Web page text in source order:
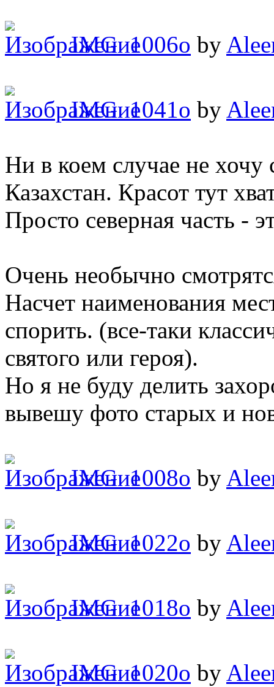
IMG_1006o by
IMG_1041o by
Ни в коем случае не хочу
Казахстан. Красот тут
Просто северная часть -
Очень необычно
Насчет наименования
спорить. (все-таки
святого или героя).
Но я не буду делить
вывешу фото старых и
IMG_1008o by
IMG_1022o by
IMG_1018o by
IMG_1020o by